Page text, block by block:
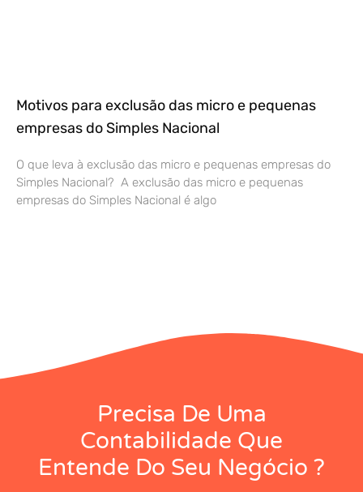
Motivos para exclusão das micro e pequenas
empresas do Simples Nacional
O que leva à exclusão das micro e pequenas empresas do
Simples Nacional? A exclusão das micro e pequenas
empresas do Simples Nacional é algo
Precisa De Uma
Contabilidade Que
Entende Do Seu Negócio ?